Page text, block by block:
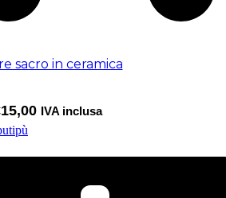
sacro in ceramica
15,00 IVA inclusa